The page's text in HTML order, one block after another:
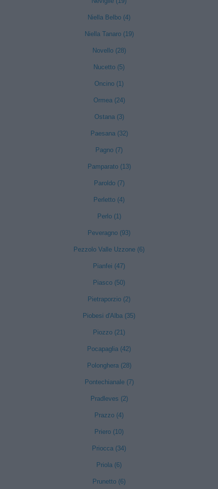
Niella Belbo (4)
Niella Tanaro (19)
Novello (28)
Nucetto (5)
Oncino (1)
Ormea (24)
Ostana (3)
Paesana (32)
Pagno (7)
Pamparato (13)
Paroldo (7)
Perletto (4)
Perlo (1)
Peveragno (93)
Pezzolo Valle Uzzone (6)
Pianfei (47)
Piasco (50)
Pietraporzio (2)
Piobesi d'Alba (35)
Piozzo (21)
Pocapaglia (42)
Polonghera (28)
Pontechianale (7)
Pradleves (2)
Prazzo (4)
Priero (10)
Priocca (34)
Priola (6)
Prunetto (6)